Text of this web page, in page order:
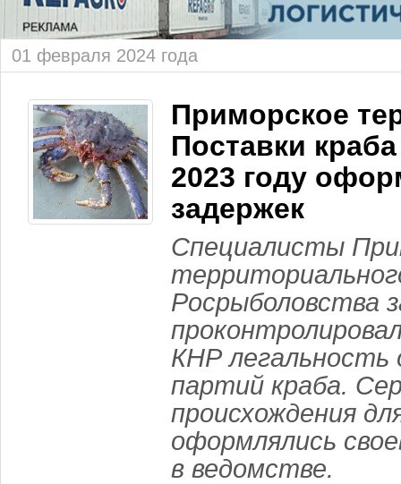
01 февраля 2024 года
Приморское
Поставки
2023 году
задержек
Специалисты
Росрыболовства
КНР легальность
партий краба.
происхождения
оформлялись
в ведомстве.